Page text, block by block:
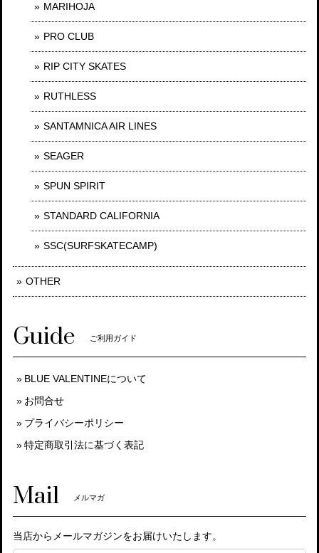
MARIHOJA
PRO CLUB
RIP CITY SKATES
RUTHLESS
SANTAMNICA AIR LINES
SEAGER
SPUN SPIRIT
STANDARD CALIFORNIA
SSC(SURFSKATECAMP)
OTHER
Guide ご利用ガイド
BLUE VALENTINEについて
お問合せ
プライバシーポリシー
特定商取引法に基づく表記
Mail メルマガ
当店からメールマガジンをお届けいたします。